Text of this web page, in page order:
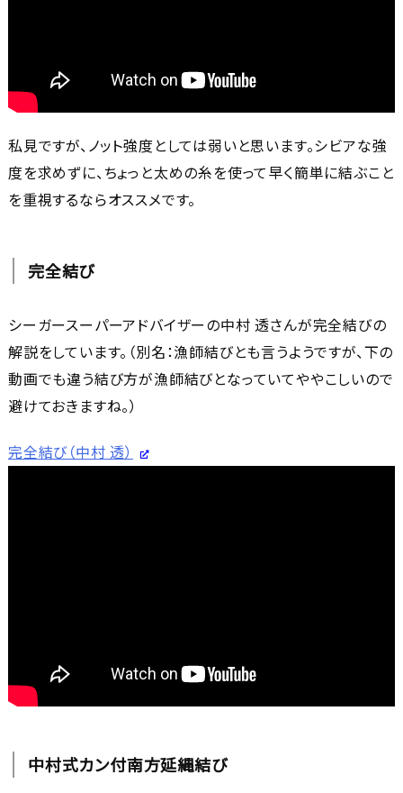
私見ですが、ノット強度としては弱いと思います。シビアな強
度を求めずに、ちょっと太めの糸を使って早く簡単に結ぶこと
を重視するならオススメです。
完全結び
シーガースーパーアドバイザーの中村 透さんが完全結びの
解説をしています。（別名：漁師結びとも言うようですが、下の
動画でも違う結び方が漁師結びとなっていてややこしいので
避けておきますね。）
完全結び（中村 透）
中村式カン付南方延縄結び